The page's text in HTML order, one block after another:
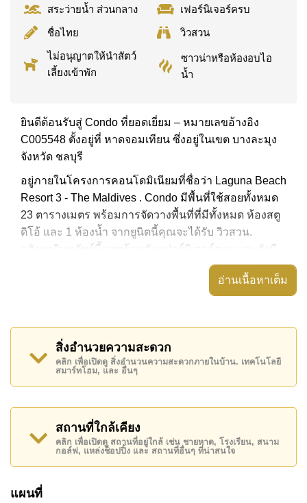
สระว่ายน้ำ ส่วนกลาง
เฟอร์นิเจอร์ครบ
ชื่อไทย
วิวสวน
ไม่อนุญาตให้นำสัตว์
เลี้ยงเข้าพัก
ซาวน่าหรือห้องอบไอ
น้ำ
ยินดีต้อนรับสู่ Condo ที่ยอดเยี่ยม – หมายเลขอ้างอิง
C005548 ตั้งอยู่ที่ หาดจอมเทียน ซึ่งอยู่ในเขต บางละมุง
จังหวัด ชลบุรี
อยู่ภายในโครงการคอนโดมิเนียมที่ชื่อว่า Laguna Beach
Resort 3 - The Maldives . Condo มีพื้นที่ใช้สอยทั้งหมด
23 ตารางเมตร พร้อมการจัดวางพื้นที่ที่มีทั้งหมด ห้องสตู
ดิโอ้ และ 1 ห้องน้ำ จากยูนิตนี้คุณจะได้รับ วิวสวน.
อสังหาริมทรัพย์นี้มาพร้อมกับ เฟอร์นิเจอร์ครบ และยังมี
สิ่งอำนวยความสะดวก ได้แก่ เครื่องปรับอากาศครบ,
อสังหาริมทรัพย์นี้สามารถใช้ สระว่ายน้ำ ส่วนกลาง ได้
ความสะดวกส่วนกลาง ได้แก่ สไลเดอร์, ฟิสเนส, ห้อง
เกมส์, ซาวน่าหรือห้องอบไอน้ำ
สถานที่สำคัญใกล้ Laguna Beach Resort 3 - The
Maldives ได้แก่: เดินทางไปชายหาดได้ง่าย, ไกล้เคียงรถ
ประจำทาง , พัทยาปาร์ค, อันเดอร์วอเตอร์ เวิลด์ , ,
รพ.กรุงเทพจอมเทียน
อสังหาริมทรัพย์นี้เปิดให้เช่าระยะยาวในราคา ฿ 10,000
บาทต่อเดือน
โปรดทราบว่าราคาค่าเช่าที่ Cornerstone Real Estate
อ่านเนื้อหาเต็ม
สิ่งอำนวยความสะดวก
คลิก เพื่อเปิดดู สิ่งอำนวนความสะดวกภายในบ้าน. เทคโนโลยี
สมาร์ทโฮม, และ อื่นๆ
สถานที่ใกล้เคียง
คลิก เพื่อเปิดดู สถานที่อยู่ใกล้ เช่น ชายหาด, โรงเรียน, สนาม
กอล์ฟ, แหล่งช็อปปิ้ง และ สถานที่อื่นๆ ที่น่าสนใจ
แผนที่